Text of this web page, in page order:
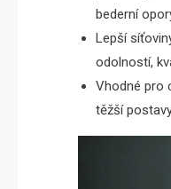
bederní
Lepší
odolností,
Vhodné pro
těžší